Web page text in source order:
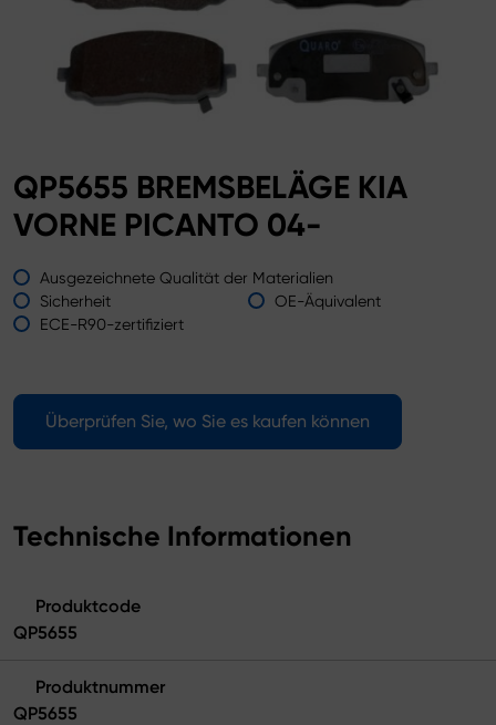
QP5655 BREMSBELÄGE KIA
VORNE PICANTO 04-
Ausgezeichnete Qualität der Materialien
Sicherheit
OE-Äquivalent
ECE-R90-zertifiziert
Überprüfen Sie, wo Sie es kaufen können
Technische Informationen
Produktcode
QP5655
Produktnummer
QP5655